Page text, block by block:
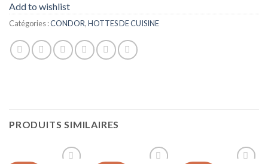
Add to wishlist
Catégories :CONDOR,HOTTES DE CUISINE
PRODUITS SIMILAIRES